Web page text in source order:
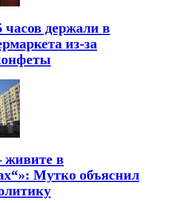
держали в
из-за
живите в
Мутко объяснил